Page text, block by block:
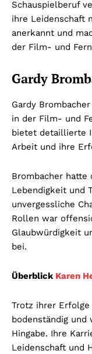
Schauspielberuf
ihre Leidenschaft
anerkannt und
der Film- und
Gardy
Gardy
in der Film- und
bietet detaillierte
Arbeit und ihre
Brombacher hatte
Lebendigkeit und
unvergessliche
Rollen war
Glaubwürdigkeit
bei.
Überblick Karen
Trotz ihrer
bodenständig
Hingabe. Ihre
Leidenschaft und